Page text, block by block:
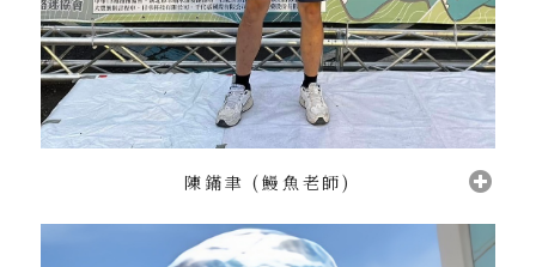
陳鏋聿 (鰻魚老師)